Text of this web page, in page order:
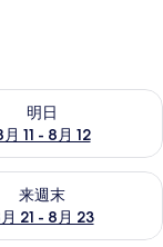
明日
月 11 - 8月 12
- 8月 12 の空室状
来週末
21 - 8月 23
21 - 8月 23 の空室